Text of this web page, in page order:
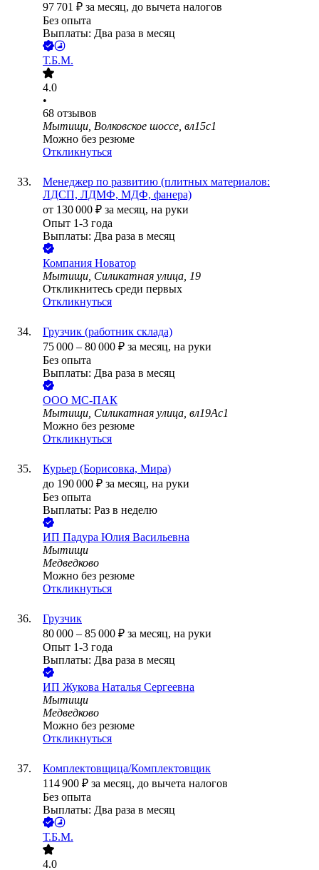
97 701 ₽ за месяц, до вычета налогов
Без опыта
Выплаты: Два раза в месяц
Т.Б.М.
4.0
•
68 отзывов
Мытищи, Волковское шоссе, вл15с1
Можно без резюме
Откликнуться
Менеджер по развитию (плитных материалов:
ЛДСП, ЛДМФ, МДФ, фанера)
от 130 000 ₽ за месяц, на руки
Опыт 1-3 года
Выплаты: Два раза в месяц
Компания Новатор
Мытищи, Силикатная улица, 19
Откликнитесь среди первых
Откликнуться
Грузчик (работник склада)
75 000 – 80 000 ₽ за месяц, на руки
Без опыта
Выплаты: Два раза в месяц
ООО МС-ПАК
Мытищи, Силикатная улица, вл19Ас1
Можно без резюме
Откликнуться
Курьер (Борисовка, Мира)
до 190 000 ₽ за месяц, на руки
Без опыта
Выплаты: Раз в неделю
ИП Падура Юлия Васильевна
Мытищи
Медведково
Можно без резюме
Откликнуться
Грузчик
80 000 – 85 000 ₽ за месяц, на руки
Опыт 1-3 года
Выплаты: Два раза в месяц
ИП Жукова Наталья Сергеевна
Мытищи
Медведково
Можно без резюме
Откликнуться
Комплектовщица/Комплектовщик
114 900 ₽ за месяц, до вычета налогов
Без опыта
Выплаты: Два раза в месяц
Т.Б.М.
4.0